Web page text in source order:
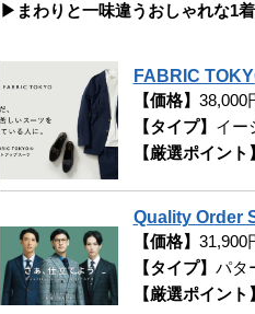
▶まわりと一味違うおしゃれな1
FABRIC
【価格】 38,000
【タイプ】 イー
【厳選ポイント】
Quality Order
【価格】 31,900
【タイプ】 パタ
【厳選ポイント】